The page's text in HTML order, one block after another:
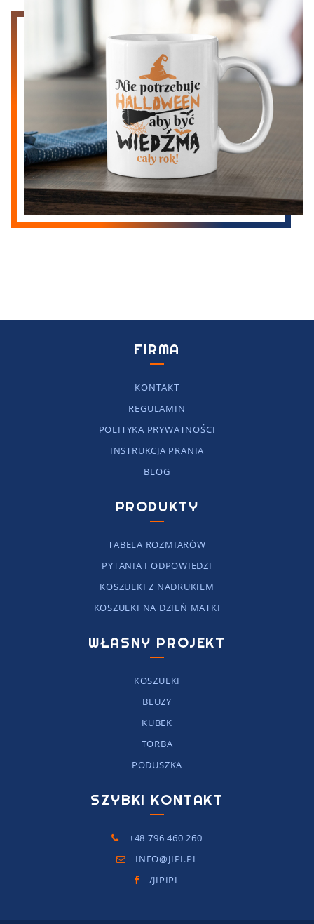
FIRMA
KONTAKT
REGULAMIN
POLITYKA PRYWATNOŚCI
INSTRUKCJA PRANIA
BLOG
PRODUKTY
TABELA ROZMIARÓW
PYTANIA I ODPOWIEDZI
KOSZULKI Z NADRUKIEM
KOSZULKI NA DZIEŃ MATKI
WŁASNY PROJEKT
KOSZULKI
BLUZY
KUBEK
TORBA
PODUSZKA
SZYBKI KONTAKT
+48 796 460 260
INFO@JIPI.PL
/JIPIPL